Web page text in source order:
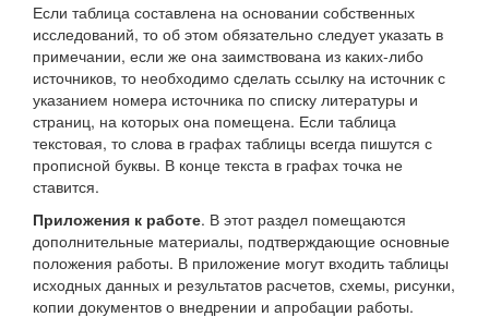
Если таблица составлена на основании собственных
исследований, то об этом обязательно следует указать в
примечании, если же она заимствована из каких-либо
источников, то необходимо сделать ссылку на источник с
указанием номера источника по списку литературы и
страниц, на которых она помещена. Если таблица
текстовая, то слова в графах таблицы всегда пишутся с
прописной буквы. В конце текста в графах точка не
ставится.
Приложения к работе. В этот раздел помещаются
дополнительные материалы, подтверждающие основные
положения работы. В приложение могут входить таблицы
исходных данных и результатов расчетов, схемы, рисунки,
копии документов о внедрении и апробации работы.